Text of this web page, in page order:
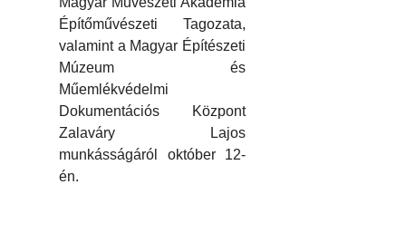
Építőművészeti Tagozata,
valamint a Magyar Építészeti
Múzeum és
Műemlékvédelmi
Dokumentációs Központ
Zalaváry Lajos
munkásságáról október 12-
én.